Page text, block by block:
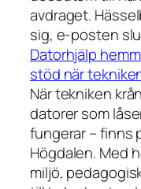
avdraget.
sig, e-posten
Datorhjälp
stöd när
När tekniken
datorer som
fungerar – finns
Högdalen. Med
miljö,